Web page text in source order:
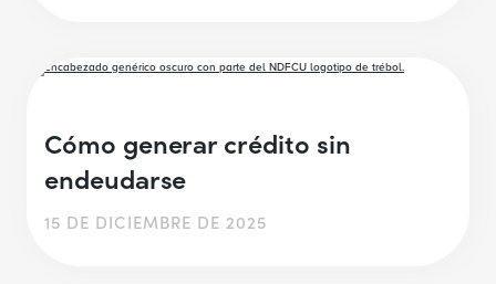
Cómo generar crédito sin
endeudarse
15 DE DICIEMBRE DE 2025